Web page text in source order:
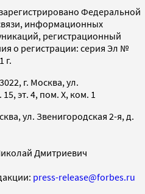
Федеральной
информационных
регистрационный
о регистрации: серия Эл №
г.
г. Москва, ул.
эт. 4, пом. X, ком. 1
ул. Звенигородская 2-я, д.
Дмитриевич
press-release@forbes.ru